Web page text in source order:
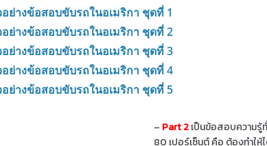
ย่างข้อสอบขับรถในอเมริกา ชุดที่ 1
อย่างข้อสอบขับรถในอเมริกา ชุดที่ 2
อย่างข้อสอบขับรถในอเมริกา ชุดที่ 3
อย่างข้อสอบขับรถในอเมริกา ชุดที่ 4
อย่างข้อสอบขับรถในอเมริกา ชุดที่ 5
– Part 2เป็นข้อสอบความรู้
80 เปอร์เซ็นต์ คือ ต้องทำใ